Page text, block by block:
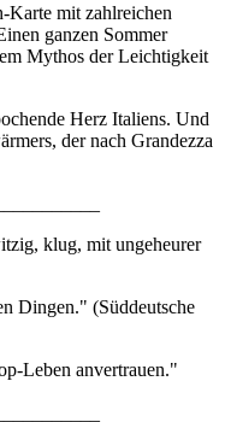
Karte mit zahlreichen
ganzen Sommer
Mythos der Leichtigkeit
Herz Italiens. Und
der nach Grandezza
klug, mit ungeheurer
Dingen." (Süddeutsche
Leben anvertrauen."